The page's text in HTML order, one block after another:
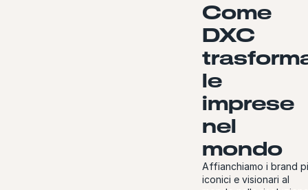
Come
DXC
le
imprese
nel
mondo
Affianchiamo i brand
iconici e visionari al